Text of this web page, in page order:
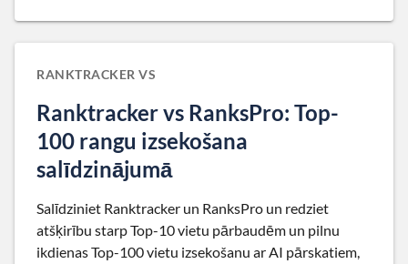
RANKTRACKER VS
Ranktracker vs RanksPro: Top-
100 rangu izsekošana
salīdzinājumā
Salīdziniet Ranktracker un RanksPro un redziet
atšķirību starp Top-10 vietu pārbaudēm un pilnu
ikdienas Top-100 vietu izsekošanu ar AI pārskatiem,